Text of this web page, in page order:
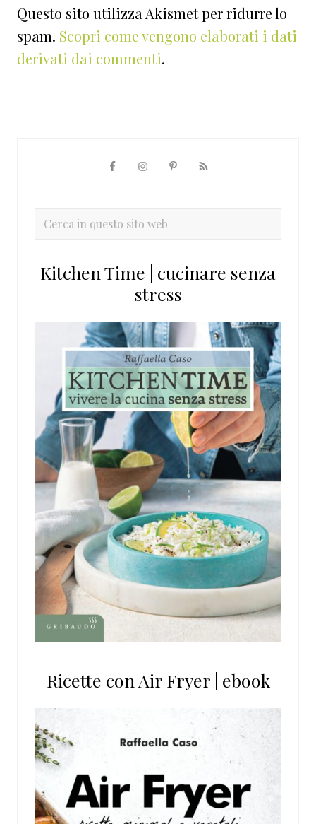
Questo sito utilizza Akismet per ridurre lo
spam. Scopri come vengono elaborati i dati
derivati dai commenti.
primaria
Cerca
sito
Kitchen Time | cucinare senza
stress
Ricette con Air Fryer | ebook